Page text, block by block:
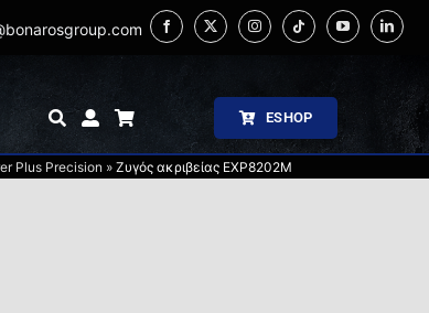
ESHOP
Plus Precision » Ζυγός ακριβείας EXP8202M